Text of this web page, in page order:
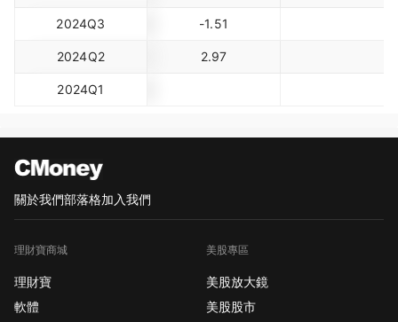
2024Q3 -1.51
2024Q2 2.97
2024Q1
關於我們部落格加入我們
理財寶商城
理財寶
軟體
美股專區
美股放大鏡
美股股市